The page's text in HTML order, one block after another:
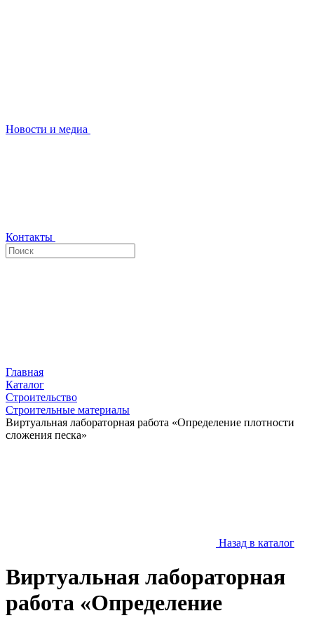
Новости и медиа
Контакты
Главная
Каталог
Строительство
Строительные материалы
Виртуальная лабораторная работа «Определение плотности
сложения песка»
Назад в каталог
Виртуальная лабораторная
работа «Определение